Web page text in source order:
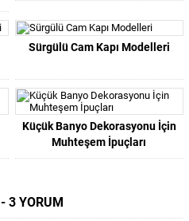
Sürgülü Cam Kapı Modelleri
Küçük Banyo Dekorasyonu İçin
Muhteşem İpuçları
3 YORUM